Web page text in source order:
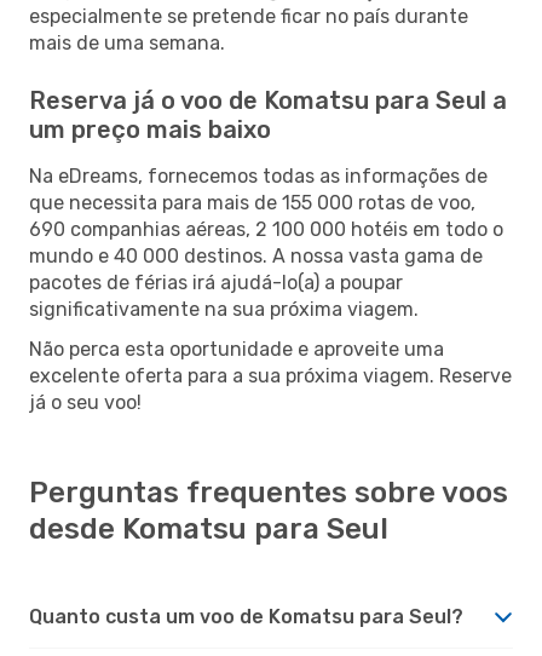
especialmente se pretende ficar no país durante
mais de uma semana.
Reserva já o voo de Komatsu para Seul a
um preço mais baixo
Na eDreams, fornecemos todas as informações de
que necessita para mais de 155 000 rotas de voo,
690 companhias aéreas, 2 100 000 hotéis em todo o
mundo e 40 000 destinos. A nossa vasta gama de
pacotes de férias irá ajudá-lo(a) a poupar
significativamente na sua próxima viagem.
Não perca esta oportunidade e aproveite uma
excelente oferta para a sua próxima viagem. Reserve
já o seu voo!
Perguntas frequentes sobre voos
desde Komatsu para Seul
Quanto custa um voo de Komatsu para Seul?